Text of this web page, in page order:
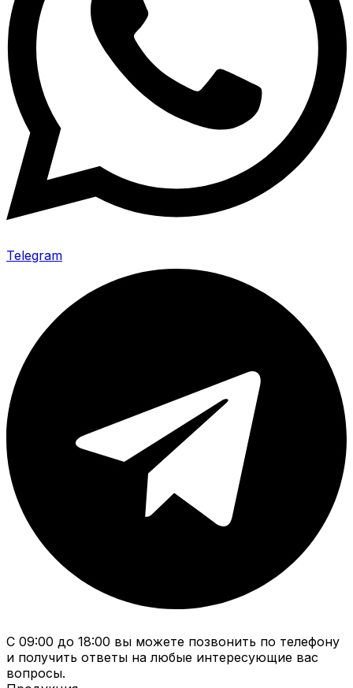
Telegram
С 09:00 до 18:00 вы можете позвонить по телефону
и получить ответы на любые интересующие вас
вопросы.